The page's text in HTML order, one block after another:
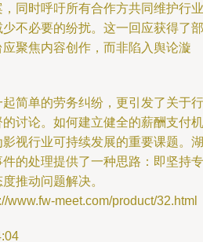
同时呼吁所有合作方共同维护行业
不必要的纷扰。这一回应获得了部
聚焦内容创作，而非陷入舆论漩
简单的劳务纠纷，更引发了关于行
讨论。如何建立健全的薪酬支付机
视行业可持续发展的重要课题。湖
的处理提供了一种思路：即坚持专
推动问题解决。
meet.com/product/32.html